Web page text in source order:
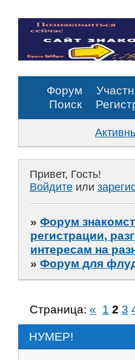
Форум
Поиск
Привет, Гость!
Войдитеили
»Форум
регистрации,
интересам на
»Форум для
НУМЕР!
Страница:« 1 2 3